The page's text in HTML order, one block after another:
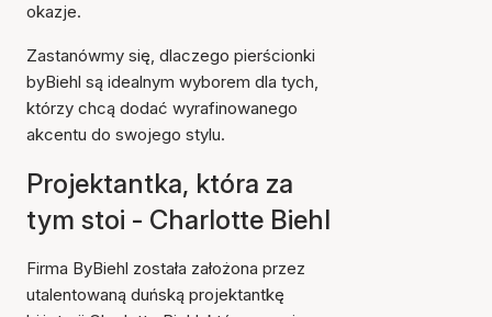
okazje.
Zastanówmy się, dlaczego pierścionki
byBiehl są idealnym wyborem dla tych,
którzy chcą dodać wyrafinowanego
akcentu do swojego stylu.
Projektantka, która za
tym stoi - Charlotte Biehl
Firma ByBiehl została założona przez
utalentowaną duńską projektantkę